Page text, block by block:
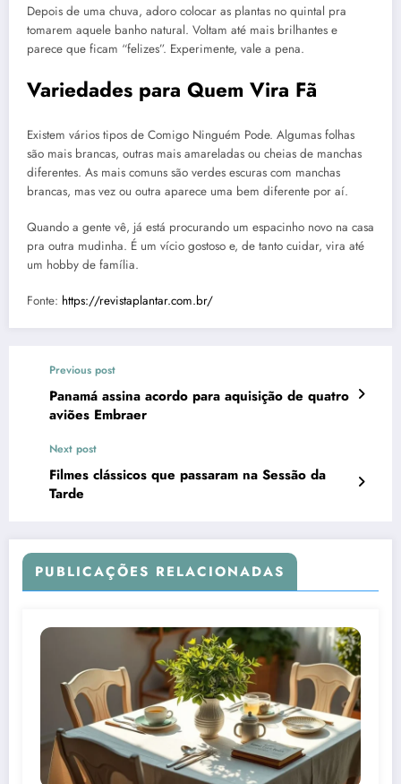
Depois de uma chuva, adoro colocar as plantas no quintal pra
tomarem aquele banho natural. Voltam até mais brilhantes e
parece que ficam “felizes”. Experimente, vale a pena.
Variedades para Quem Vira Fã
Existem vários tipos de Comigo Ninguém Pode. Algumas folhas
são mais brancas, outras mais amareladas ou cheias de manchas
diferentes. As mais comuns são verdes escuras com manchas
brancas, mas vez ou outra aparece uma bem diferente por aí.
Quando a gente vê, já está procurando um espacinho novo na casa
pra outra mudinha. É um vício gostoso e, de tanto cuidar, vira até
um hobby de família.
Fonte: https://revistaplantar.com.br/
Previous post
Panamá assina acordo para aquisição de quatro
aviões Embraer
Next post
Filmes clássicos que passaram na Sessão da
Tarde
PUBLICAÇÕES RELACIONADAS